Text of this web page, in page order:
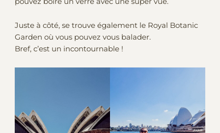
Juste à côté, se trouve également le Royal Botanic
Garden où vous pouvez vous balader.
Bref, c’est un incontournable !